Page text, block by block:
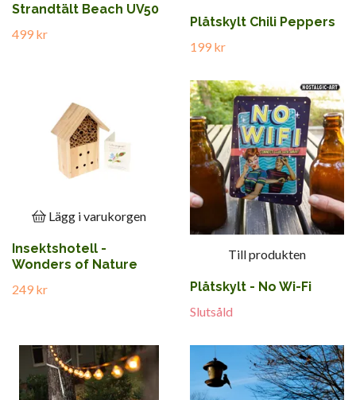
Strandtält Beach UV50
499 kr
Plåtskylt Chili Peppers
199 kr
Lägg i varukorgen
Insektshotell -
Wonders of Nature
249 kr
Till produkten
Plåtskylt - No Wi-Fi
Slutsåld